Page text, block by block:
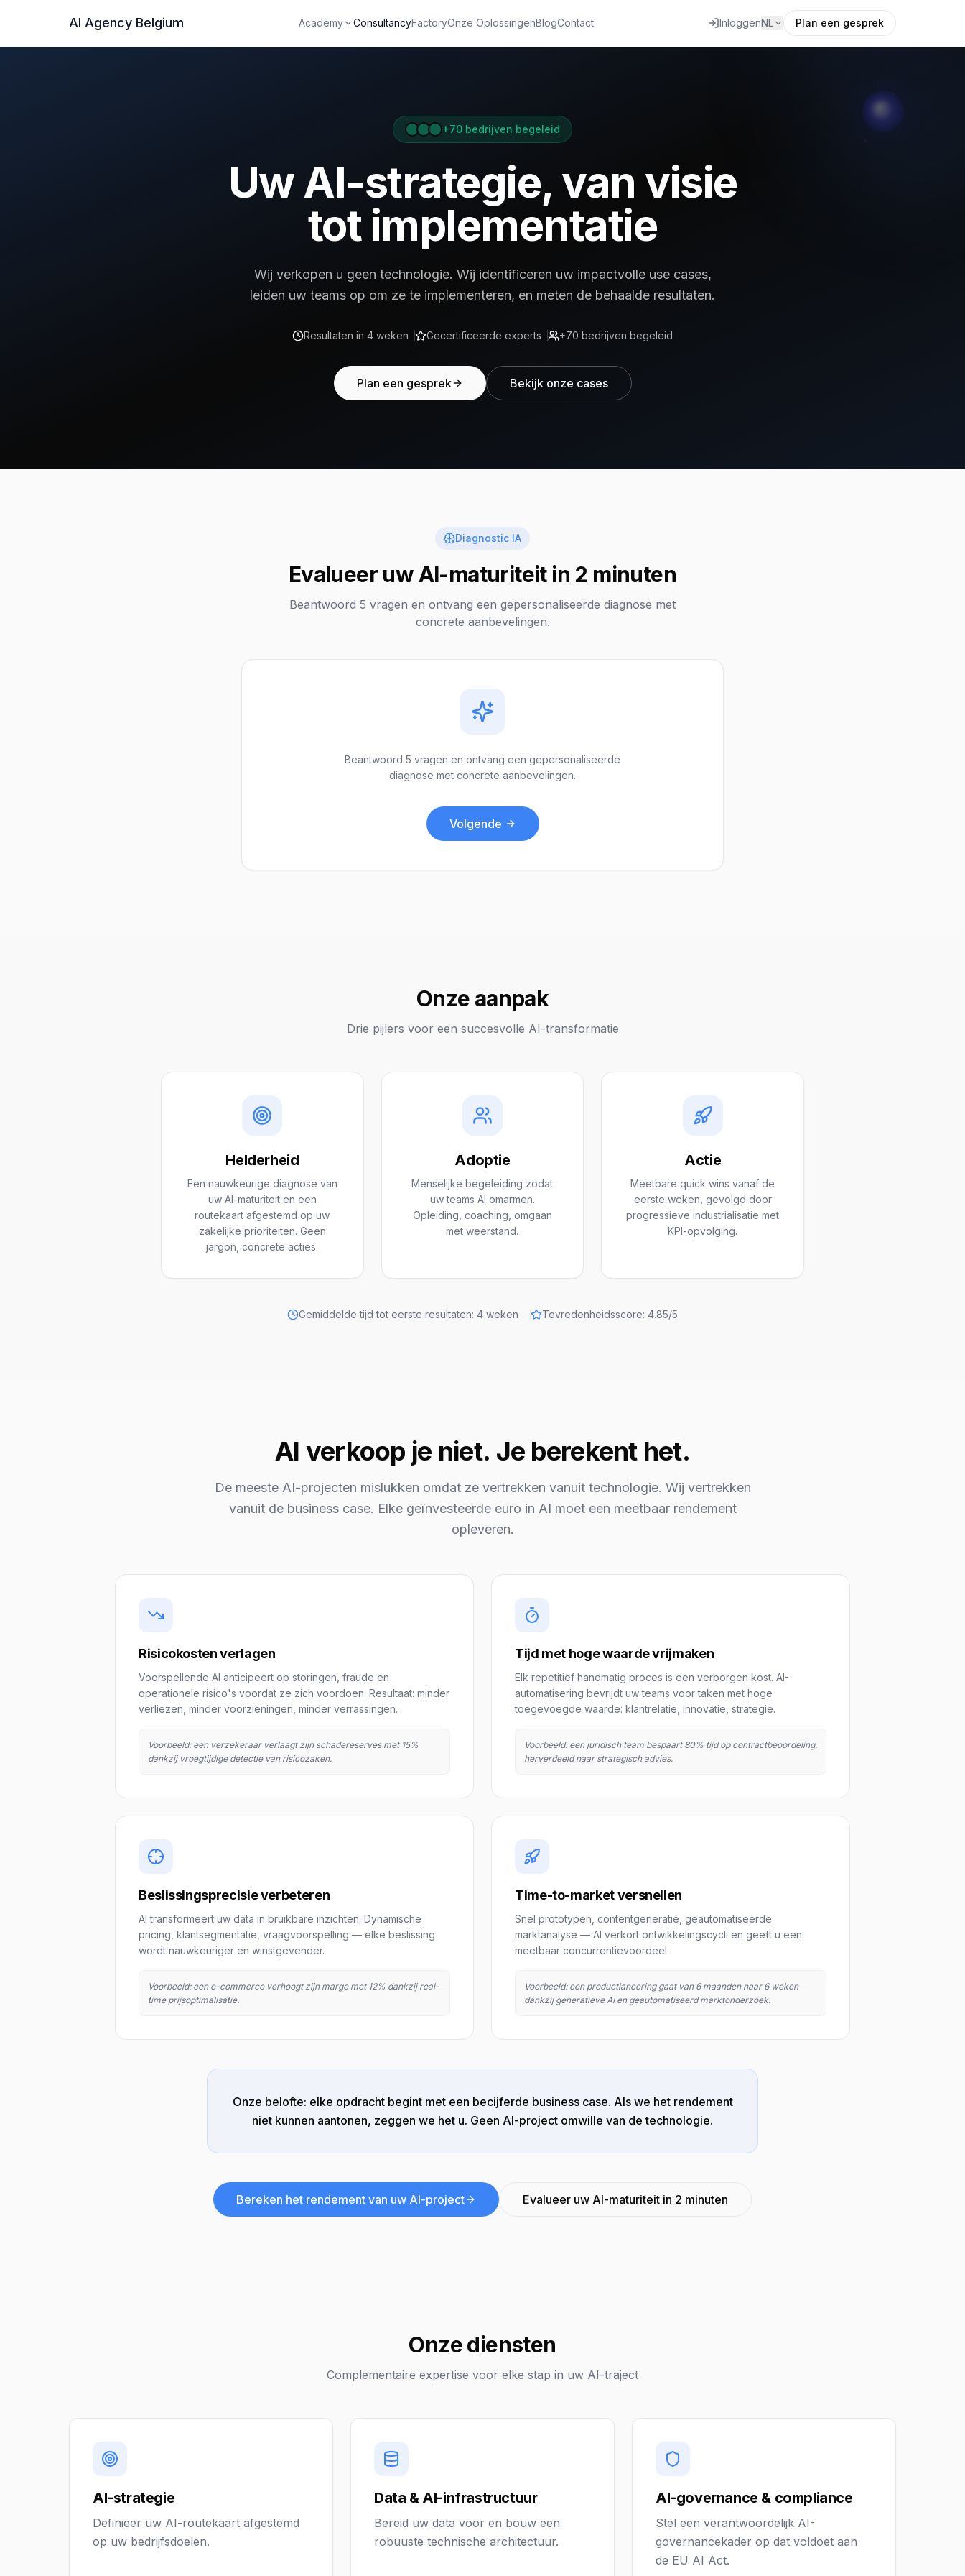
AI Agency Belgium Academy
Alle opleidingen
Overzicht van ons aanbod
ConsultancyFactoryOnze OplossingenBlogContact InloggenNL Plan een gesprek
+70 bedrijven begeleid
Uw AI-strategie, van visie
tot implementatie
Wij verkopen u geen technologie. Wij identificeren uw impactvolle use cases,
leiden uw teams op om ze te implementeren, en meten de behaalde resultaten.
Resultaten in 4 weken Gecertificeerde experts +70 bedrijven begeleid
Plan een gesprek Bekijk onze cases
Diagnostic IA
Evalueer uw AI-maturiteit in 2 minuten
Beantwoord 5 vragen en ontvang een gepersonaliseerde diagnose met
concrete aanbevelingen.
Beantwoord 5 vragen en ontvang een gepersonaliseerde
diagnose met concrete aanbevelingen.
Volgende
Onze aanpak
Drie pijlers voor een succesvolle AI-transformatie
Helderheid
Een nauwkeurige diagnose van
uw AI-maturiteit en een
routekaart afgestemd op uw
zakelijke prioriteiten. Geen
jargon, concrete acties.
Adoptie
Menselijke begeleiding zodat
uw teams AI omarmen.
Opleiding, coaching, omgaan
met weerstand.
Actie
Meetbare quick wins vanaf de
eerste weken, gevolgd door
progressieve industrialisatie met
KPI-opvolging.
Gemiddelde tijd tot eerste resultaten: 4 weken Tevredenheidsscore: 4.85/5
AI verkoop je niet. Je berekent het.
De meeste AI-projecten mislukken omdat ze vertrekken vanuit technologie. Wij vertrekken
vanuit de business case. Elke geïnvesteerde euro in AI moet een meetbaar rendement
opleveren.
Risicokosten verlagen
Voorspellende AI anticipeert op storingen, fraude en
operationele risico's voordat ze zich voordoen. Resultaat: minder
verliezen, minder voorzieningen, minder verrassingen.
Voorbeeld: een verzekeraar verlaagt zijn schadereserves met 15%
dankzij vroegtijdige detectie van risicozaken.
Tijd met hoge waarde vrijmaken
Elk repetitief handmatig proces is een verborgen kost. AI-
automatisering bevrijdt uw teams voor taken met hoge
toegevoegde waarde: klantrelatie, innovatie, strategie.
Voorbeeld: een juridisch team bespaart 80% tijd op contractbeoordeling,
herverdeeld naar strategisch advies.
Beslissingsprecisie verbeteren
AI transformeert uw data in bruikbare inzichten. Dynamische
pricing, klantsegmentatie, vraagvoorspelling — elke beslissing
wordt nauwkeuriger en winstgevender.
Voorbeeld: een e-commerce verhoogt zijn marge met 12% dankzij real-
time prijsoptimalisatie.
Time-to-market versnellen
Snel prototypen, contentgeneratie, geautomatiseerde
marktanalyse — AI verkort ontwikkelingscycli en geeft u een
meetbaar concurrentievoordeel.
Voorbeeld: een productlancering gaat van 6 maanden naar 6 weken
dankzij generatieve AI en geautomatiseerd marktonderzoek.
Onze belofte: elke opdracht begint met een becijferde business case. Als we het rendement
niet kunnen aantonen, zeggen we het u. Geen AI-project omwille van de technologie.
Bereken het rendement van uw AI-project Evalueer uw AI-maturiteit in 2 minuten
Onze diensten
Complementaire expertise voor elke stap in uw AI-traject
AI-strategie
Definieer uw AI-routekaart afgestemd
op uw bedrijfsdoelen.
Data & AI-infrastructuur
Bereid uw data voor en bouw een
robuuste technische architectuur.
AI-governance & compliance
Stel een verantwoordelijk AI-
governancekader op dat voldoet aan
de EU AI Act.